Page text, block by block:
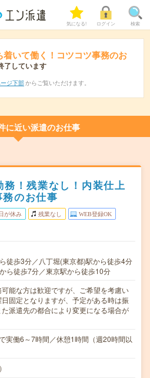
気になる! ログイン 検索
いて働く！コツコツ事務のお
了しています
ジ下部 からご覧いただけます。
に近い派遣のお仕事
！残業なし！内装仕上
のお仕事
が休み 残業なし WEB登録OK
徒歩3分／八丁堀(東京都)駅から徒歩4分
ら徒歩7分／東京駅から徒歩10分
能な方は歓迎ですが、ご希望を考慮い
固定となりますが、予定がある時は振
派遣先の都合により変更になる場合が
実働6～7時間／休憩1時間（週20時間以